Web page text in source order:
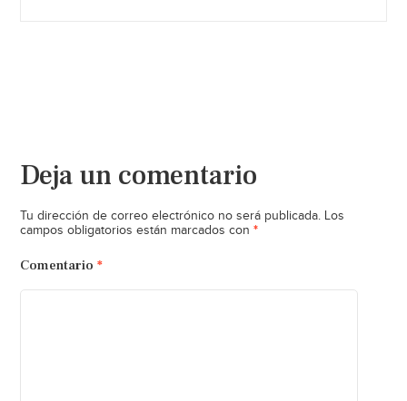
Deja un comentario
Tu dirección de correo electrónico no será publicada. Los
campos obligatorios están marcados con *
Comentario *